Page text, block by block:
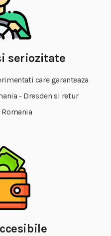
seriozitate
care garanteaza
- Dresden si retur